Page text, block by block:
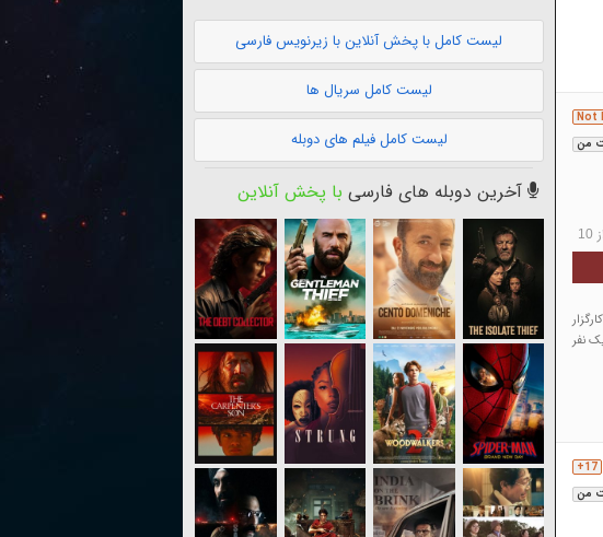
من
Not
از 10
کارگزار
نفر
من
17+
لیست کامل با پخش آنلاین با زیرنویس فارسی
لیست کامل سریال ها
لیست کامل فیلم های دوبله
آخرین دوبله های فارسی با پخش آنلاین